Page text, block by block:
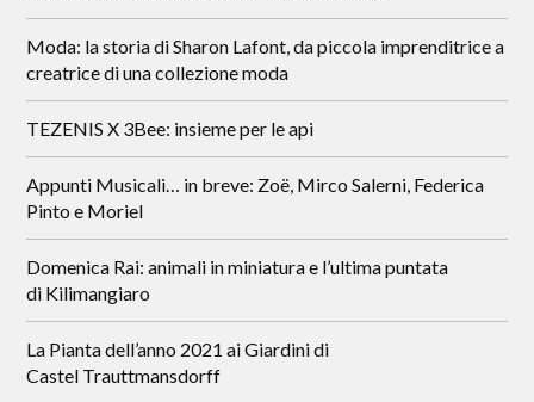
Moda: la storia di Sharon Lafont, da piccola imprenditrice a
creatrice di una collezione moda
TEZENIS X 3Bee: insieme per le api
Appunti Musicali… in breve: Zoë, Mirco Salerni, Federica
Pinto e Moriel
Domenica Rai: animali in miniatura e l’ultima puntata
di Kilimangiaro
La Pianta dell’anno 2021 ai Giardini di
Castel Trauttmansdorff